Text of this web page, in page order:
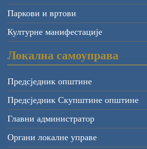
Паркови и вртови
Културне манифестације
Локална самоуправа
Предсједник општине
Предсједник Скупштине општине
Главни администратор
Органи локалне управе